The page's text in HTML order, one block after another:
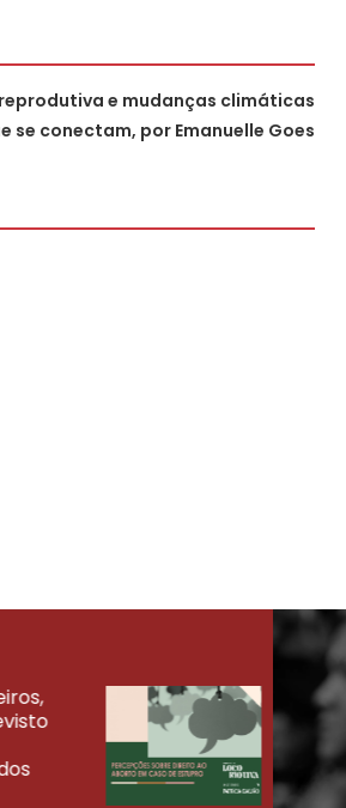
e mudanças climáticas
se conectam, por Emanuelle Goes